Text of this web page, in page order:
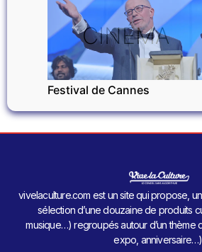
CINÉMA
Festival de Cannes
vivelaculture.com est un site qui propose,
sélection d’une douzaine de produits
musique…) regroupés autour d’un thème
expo,